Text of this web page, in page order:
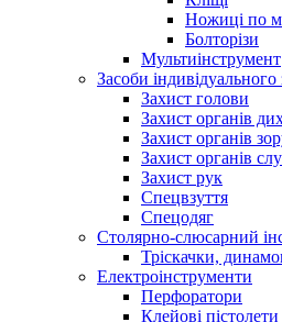
Ножиці по
Болторізи
Мультиінструмент
Засоби індивідуального
Захист голови
Захист органів
Захист органів
Захист органів
Захист рук
Спецвзуття
Спецодяг
Столярно-слюсарний
Тріскачки,
Електроінструменти
Перфоратори
Клейові пістолети